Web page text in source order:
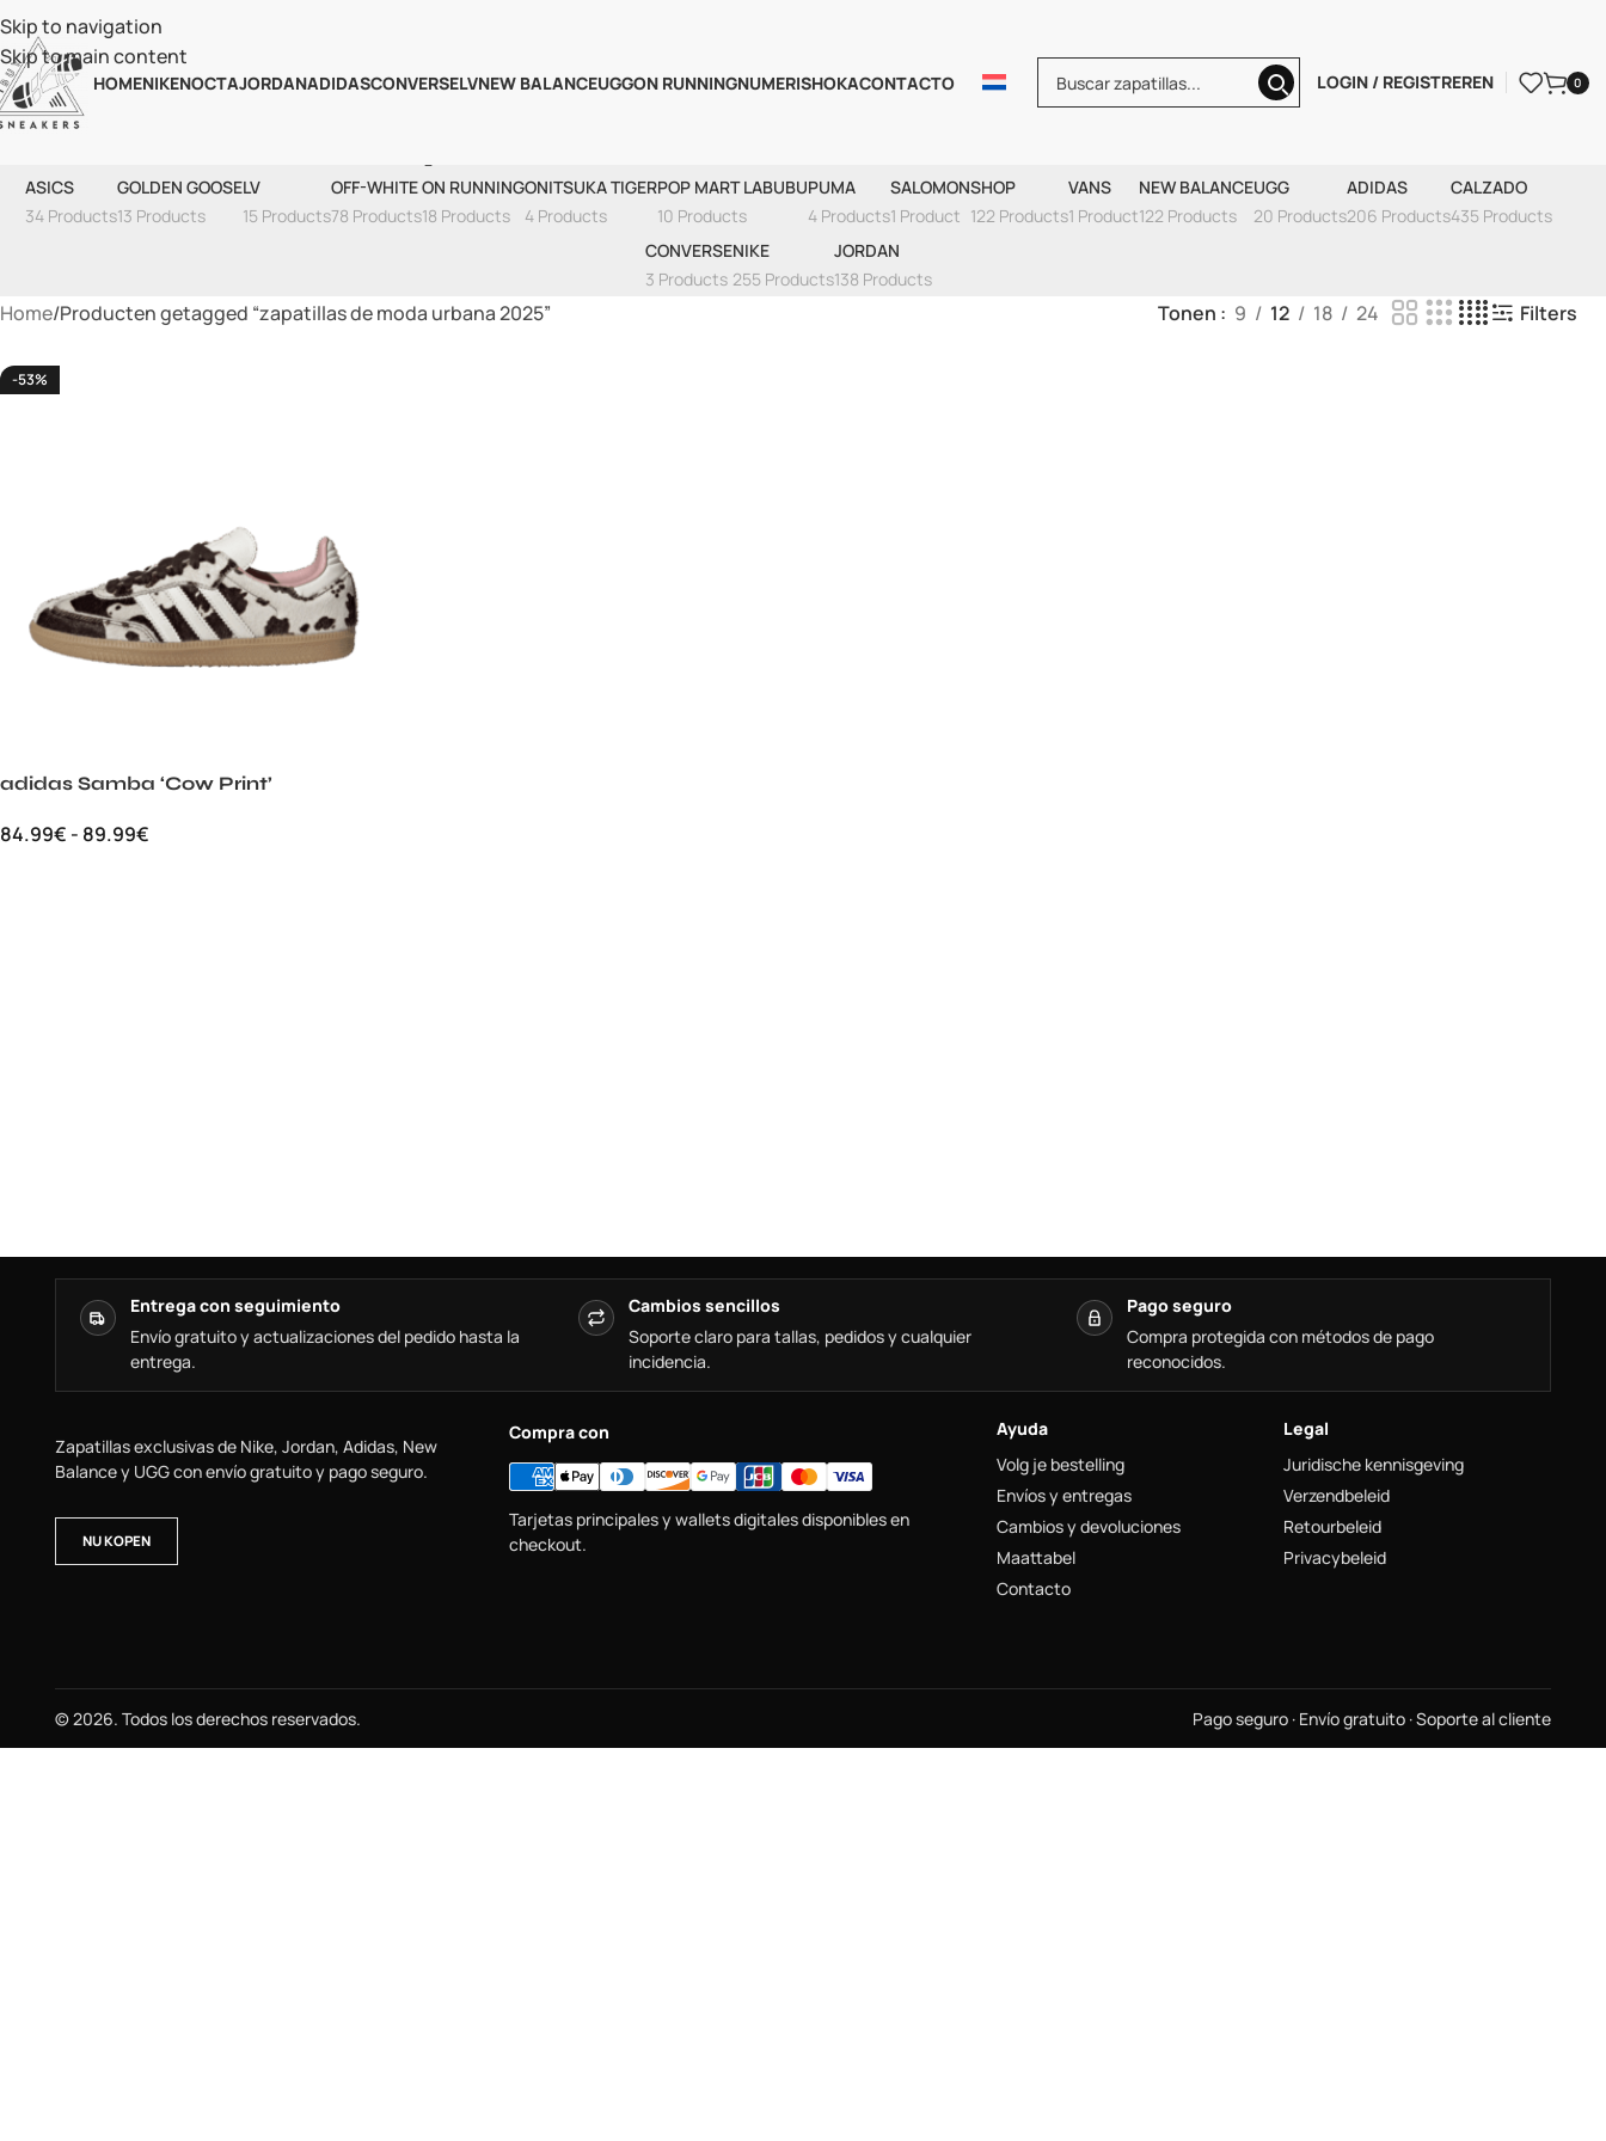
Skip to navigation
Skip to main content
HOMENIKENOCTAJORDANADIDASCONVERSELVNEW BALANCEUGGON RUNNINGNUMERISHOKACONTACTO LOGIN / REGISTREREN 0
ASICS
34 Products
GOLDEN GOOSE
13 Products
LV
15 Products
OFF-WHITE
78 Products
ON RUNNING
18 Products
ONITSUKA TIGER
4 Products
POP MART LABUBU
10 Products
PUMA
4 Products
SALOMON
1 Product
SHOP
122 Products
VANS
1 Product
NEW BALANCE
122 Products
UGG
20 Products
ADIDAS
206 Products
CALZADO
435 Products
CONVERSE
3 Products
NIKE
255 Products
JORDAN
138 Products
Home Producten getagged “zapatillas de moda urbana 2025” Tonen 9 12 18 24 Filters
-53%
adidas Samba ‘Cow Print’
84.99€ - 89.99€
Entrega con seguimiento
Envío gratuito y actualizaciones del pedido hasta la
entrega.
Cambios sencillos
Soporte claro para tallas, pedidos y cualquier
incidencia.
Pago seguro
Compra protegida con métodos de pago
reconocidos.
Zapatillas exclusivas de Nike, Jordan, Adidas, New
Balance y UGG con envío gratuito y pago seguro.
NU KOPEN
Compra con
Tarjetas principales y wallets digitales disponibles en
checkout.
Ayuda
Volg je bestelling
Envíos y entregas
Cambios y devoluciones
Maattabel
Contacto
Legal
Juridische kennisgeving
Verzendbeleid
Retourbeleid
Privacybeleid
© 2026. Todos los derechos reservados. Pago seguro · Envío gratuito · Soporte al cliente